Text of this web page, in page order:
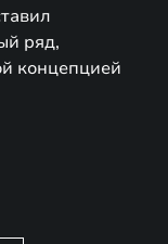
ряд,
концепцией